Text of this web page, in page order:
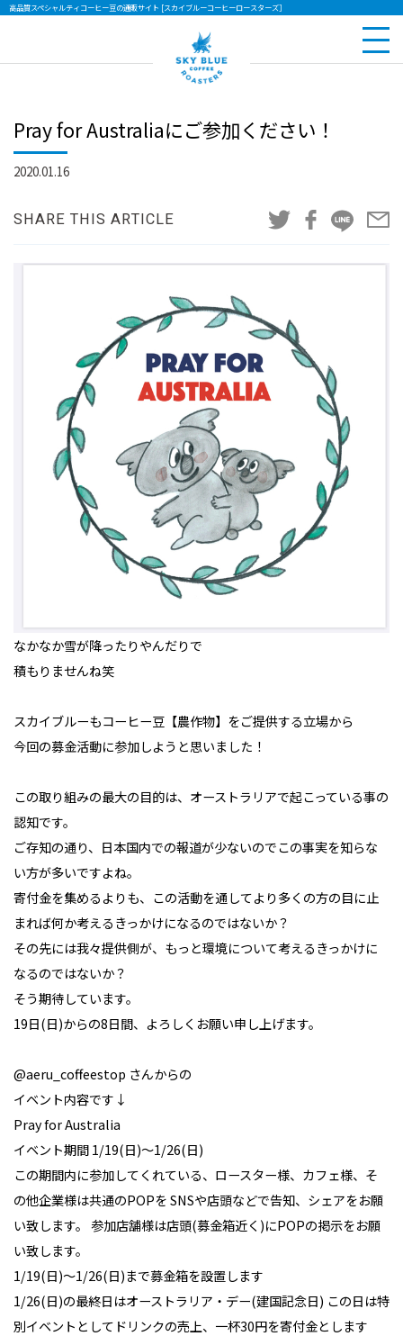
高品質スペシャルティコーヒー豆の通販サイト [スカイブルーコーヒーロースターズ］
Pray for Australiaにご参加ください！
2020.01.16
SHARE THIS ARTICLE
なかなか雪が降ったりやんだりで
積もりませんね笑
スカイブルーもコーヒー豆【農作物】をご提供する立場から
今回の募金活動に参加しようと思いました！
この取り組みの最大の目的は、オーストラリアで起こっている事の
認知です。
ご存知の通り、日本国内での報道が少ないのでこの事実を知らな
い方が多いですよね。
寄付金を集めるよりも、この活動を通してより多くの方の目に止
まれば何か考えるきっかけになるのではないか？
その先には我々提供側が、もっと環境について考えるきっかけに
なるのではないか？
そう期待しています。
19日(日)からの8日間、よろしくお願い申し上げます。
@aeru_coffeestop さんからの
イベント内容です↓
Pray for Australia
イベント期間 1/19(日)〜1/26(日)
この期間内に参加してくれている、ロースター様、カフェ様、そ
の他企業様は共通のPOPを SNSや店頭などで告知、シェアをお願
い致します。 参加店舗様は店頭(募金箱近く)にPOPの掲示をお願
い致します。
1/19(日)〜1/26(日)まで募金箱を設置します
1/26(日)の最終日はオーストラリア・デー(建国記念日) この日は特
別イベントとしてドリンクの売上、一杯30円を寄付金とします